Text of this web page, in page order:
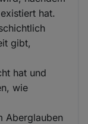
hat.
gibt,
hat und
wie
Aberglauben